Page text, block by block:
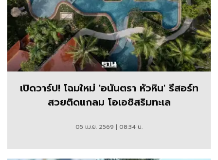
เปิดวาร์ป! โฉมใหม่ 'อนันตรา หัวหิน' รีสอร์ท
สวยติดแกลม โอเอซิสริมทะเล
05 เม.ย. 2569 | 08:34 น.